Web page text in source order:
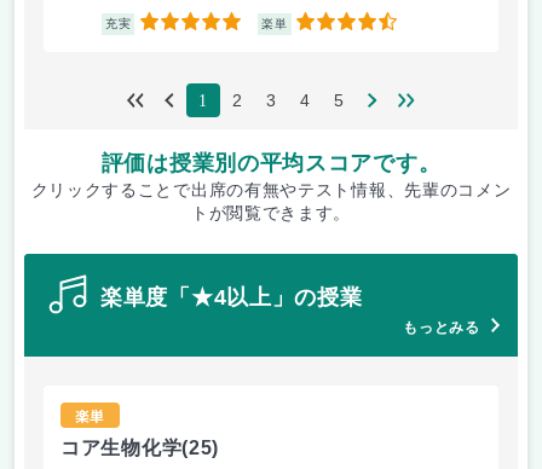
充実 5 楽単 4.5
1 2 3 4 5
評価は授業別の平均スコアです。
クリックすることで出席の有無やテスト情報、先輩のコメン
トが閲覧できます。
楽単度「★4以上」の授業
もっとみる
楽単
コア生物化学(25)